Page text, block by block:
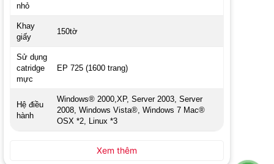
nhỏ
Khay
giấy
150tờ
Sử dụng
catridge
mực
EP 725 (1600 trang)
Hệ điều
hành
Windows® 2000,XP, Server 2003, Server
2008, Windows Vista®, Windows 7 Mac®
OSX *2, Linux *3
Xem thêm